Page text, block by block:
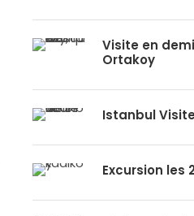
Visite en
Ortakoy
Istanbul
Excursion les